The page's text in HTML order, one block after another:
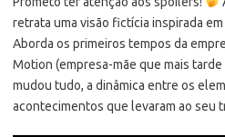
retrata uma visão fictícia inspirada
Aborda os primeiros tempos da
Motion (empresa-mãe que mais
mudou tudo, a dinâmica entre os
acontecimentos que levaram ao seu